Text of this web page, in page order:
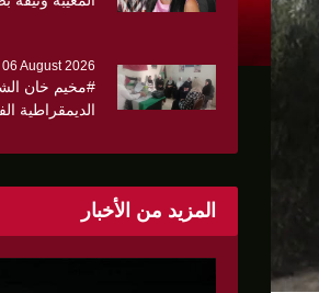
August 2026
#مخيم خان
الديمقراطية
صحية عن
المزيد من الأخبار